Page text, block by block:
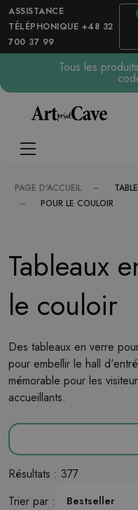
ASSISTANCE
TÉLÉPHONIQUE +48 32
700 37 99
Tous les
PAGE D'ACCUEIL
POUR LE COULOIR
Tableaux
le couloir
Des tableaux en verre
pour embellir le hall
mémorable pour les
accueillants.
Résultats : 377
Trier par :
Bestseller